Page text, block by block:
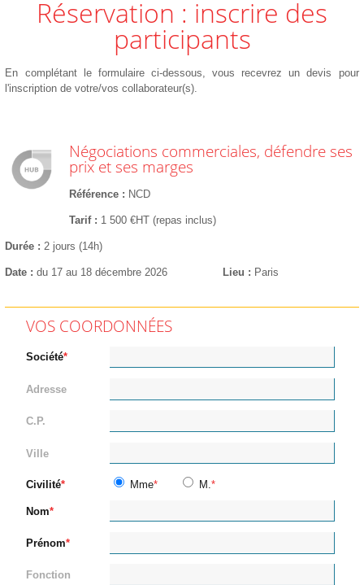
Réservation : inscrire des
participants
En complétant le formulaire ci-dessous, vous recevrez un devis pour
l'inscription de votre/vos collaborateur(s).
Négociations commerciales, défendre ses
prix et ses marges
Référence NCD
Tarif 1 500 €HT (repas inclus)
Durée 2 jours (14h)
Date du 17 au 18 décembre 2026 Lieu Paris
VOS COORDONNÉES
Société
Adresse
C.P.
Ville
Civilité Mme M.
Nom
Prénom
Fonction